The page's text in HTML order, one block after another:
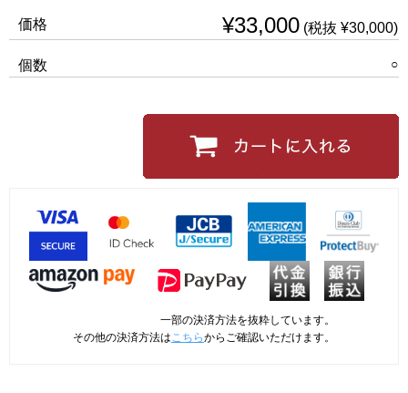
価格 ¥33,000 (税抜 ¥30,000)
個数 ○
一部の決済方法を抜粋しています。
その他の決済方法は こちらからご確認いただけます。